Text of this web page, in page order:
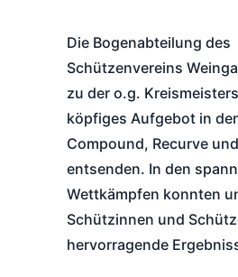
Die Bogenabteilung des
Schützenvereins
zu der o.g.
köpfiges Aufgebot in
Compound, Recurve
entsenden. In den
Wettkämpfen konnten
Schützinnen und
hervorragende